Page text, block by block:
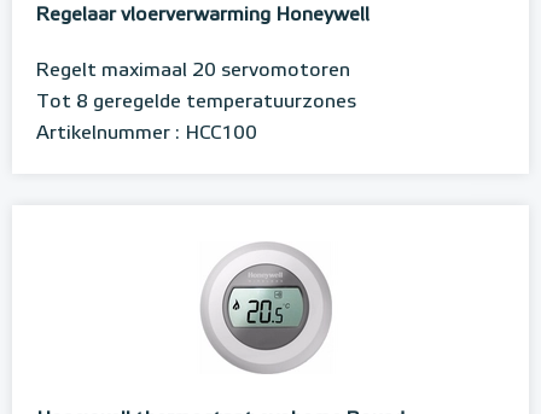
Regelaar vloerverwarming Honeywell
Regelt maximaal 20 servomotoren
Tot 8 geregelde temperatuurzones
Artikelnummer : HCC100